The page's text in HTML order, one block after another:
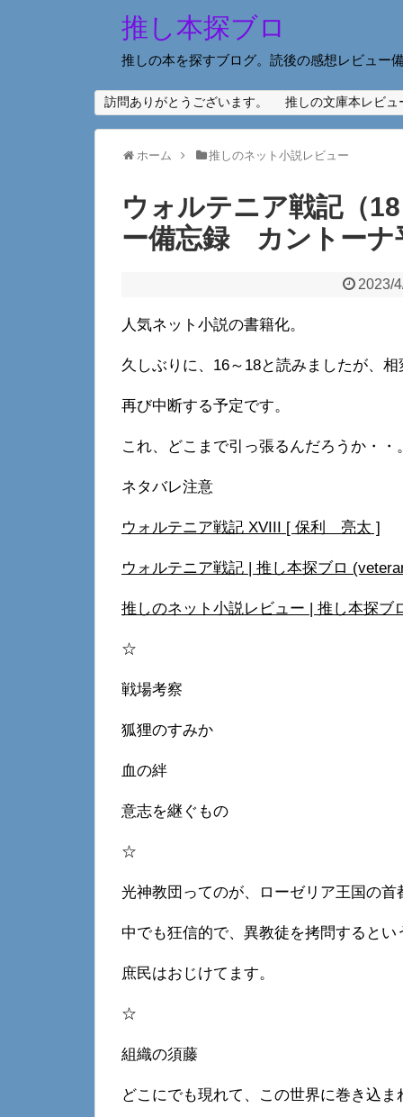
推し本探ブロ
推しの本を探すブログ。読後の感想レビュー
訪問ありがとうございます。 推しの文庫本レビュ
ホーム 推しのネット小説レビュー
ウォルテニア戦記（
ー備忘録 カントーナ
2023/
人気ネット小説の書籍化。
久しぶりに、16～18と読みましたが、
再び中断する予定です。
これ、どこまで引っ張るんだろうか・・
ネタバレ注意
ウォルテニア戦記 XVIII [ 保利 亮太 ]
ウォルテニア戦記 | 推し本探ブロ
推しのネット小説レビュー | 推し本探ブ
☆
戦場考察
狐狸のすみか
血の絆
意志を継ぐもの
☆
光神教団ってのが、ローゼリア王国の首
中でも狂信的で、異教徒を拷問すると
庶民はおじけてます。
☆
組織の須藤
どこにでも現れて、この世界に巻き込ま